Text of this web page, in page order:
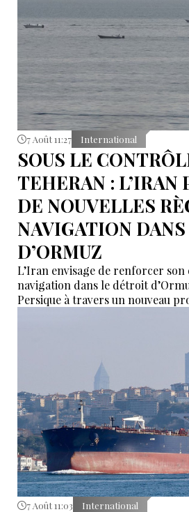
7 Août 11:27 International
SOUS LE
TEHERAN : L’IRAN
DE NOUVELLES
NAVIGATION
D’ORMUZ
L’Iran envisage de renforcer
navigation dans le détroit
Persique à travers un nouveau
par Téhéran, tandis que l’Iran et
parallèlement d’une nouvelle
maritimes dans cette zone
7 Août 11:03 International